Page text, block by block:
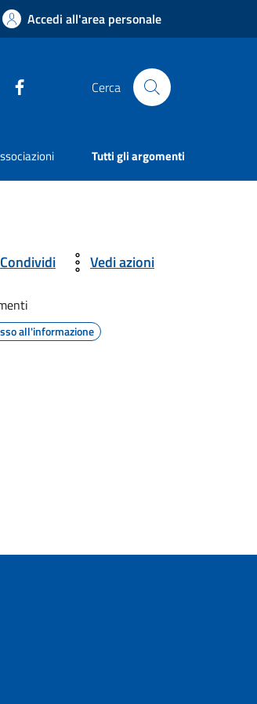
Accedi all'area personale
Cerca
Tutti gli argomenti
Condividi Vedi azioni
all'informazione